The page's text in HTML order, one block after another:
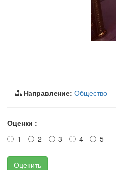
Направление: Общество
Оценки :
1
2 3 4 5
Оценить